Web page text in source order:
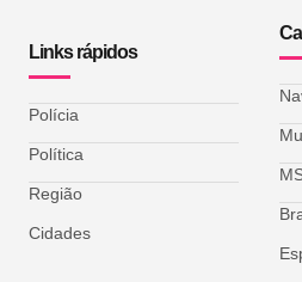
Links rápidos
Polícia
Política
Região
Cidades